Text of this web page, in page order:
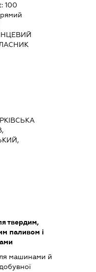
100
твердим,
паливом і
машинами й